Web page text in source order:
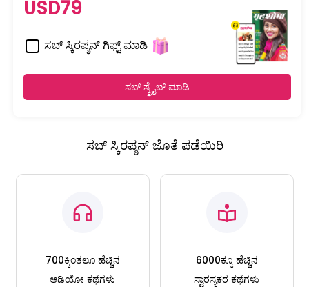
USD79
ಸಬ್ ಸ್ಕಿರಪ್ಶನ್ ಗಿಫ್ಟ್ ಮಾಡಿ
ಸಬ್ ಸ್ಕ್ರೈಬ್ ಮಾಡಿ
ಸಬ್ ಸ್ಕಿರಪ್ಶನ್ ಜೊತೆ ಪಡೆಯಿರಿ
700ಕ್ಕಿಂತಲೂ ಹೆಚ್ಚಿನ
ಆಡಿಯೋ ಕಥೆಗಳು
6000ಕ್ಕೂ ಹೆಚ್ಚಿನ
ಸ್ವಾರಸ್ಯಕರ ಕಥೆಗಳು